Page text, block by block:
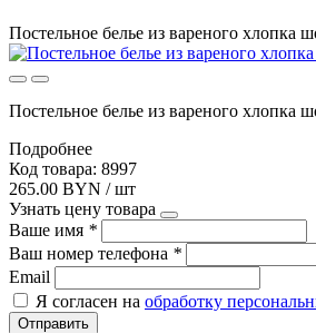
Постельное белье из вареного хлопка
Постельное белье из вареного хлопка
Подробнее
Код товара: 8997
265.00 BYN / шт
Узнать цену товара
Ваше имя *
Ваш номер телефона *
Email
Я согласен на обработку
Отправить